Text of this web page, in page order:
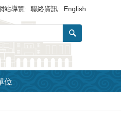
站導覽 聯絡資訊 English
位